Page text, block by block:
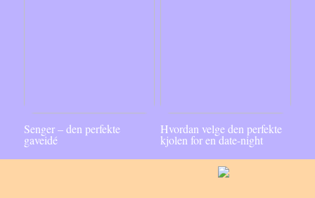
Senger – den perfekte
gaveidé
Hvordan velge den perfekte
kjolen for en date-night